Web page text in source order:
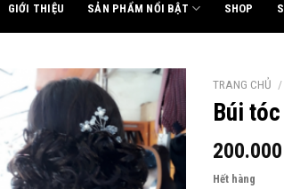
GIỚI THIỆU SẢN PHẨM NỔI BẬT SHOP
TRANG CHỦ /
Búi
200.000
Hết hàng